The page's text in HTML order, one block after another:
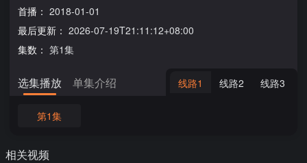
首播： 2018-01-01
最后更新： 2026-07-19T21:11:12+08:00
集数： 第1集
选集播放 单集介绍 线路1 线路2 线路3
第1集
相关视频